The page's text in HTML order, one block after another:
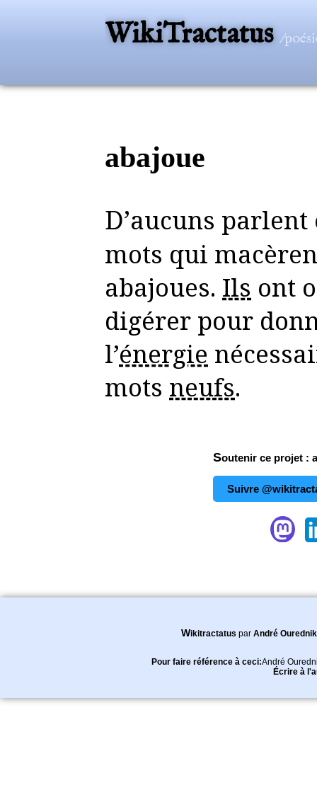
WikiTractatus /
abajoue
D’aucuns parlent en recrachant des
mots qui
abajoues. Ils ont
digérer pour
l’énergie
mots neufs.
Soutenir ce projet :
Suivre
Wikitractatus par André Ourednik
Pour faire référence à ceci:André
Écrire à